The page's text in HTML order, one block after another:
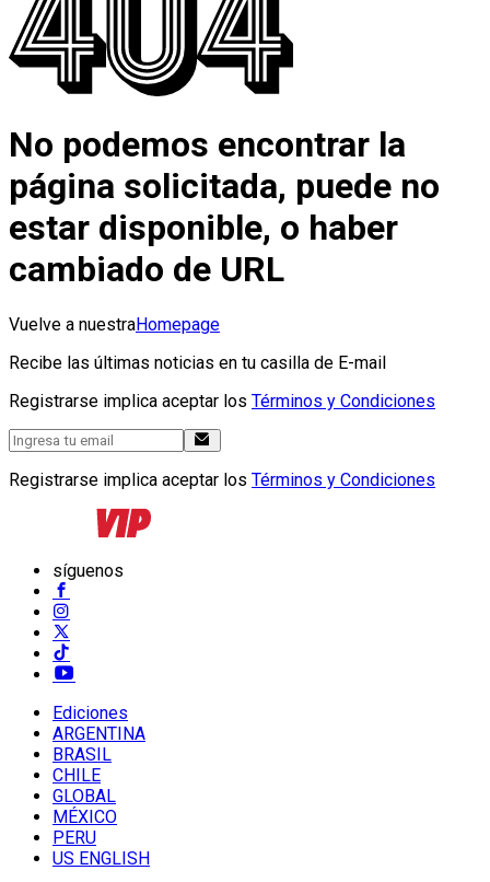
No podemos encontrar la
página solicitada, puede no
estar disponible, o haber
cambiado de URL
Vuelve a nuestraHomepage
Recibe las últimas noticias en tu casilla de E-mail
Registrarse implica aceptar los Términos y Condiciones
Registrarse implica aceptar los Términos y Condiciones
síguenos
Ediciones
ARGENTINA
BRASIL
CHILE
GLOBAL
MÉXICO
PERU
US ENGLISH